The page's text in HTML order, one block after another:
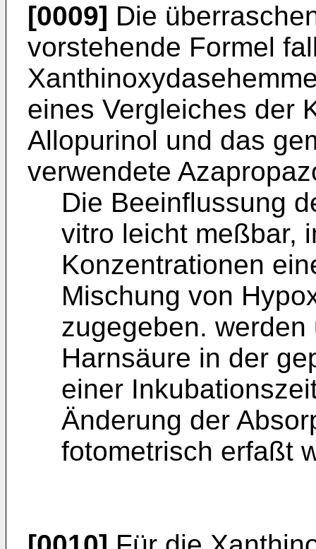
[0009] Die
vorstehende Formel
eines Vergleiches der
Allopurinol und das
verwendete
Die Beeinflussung
vitro leicht meßbar,
Konzentrationen
Mischung von
zugegeben.
Harnsäure in der
einer
Änderung der
fotometrisch erfaßt